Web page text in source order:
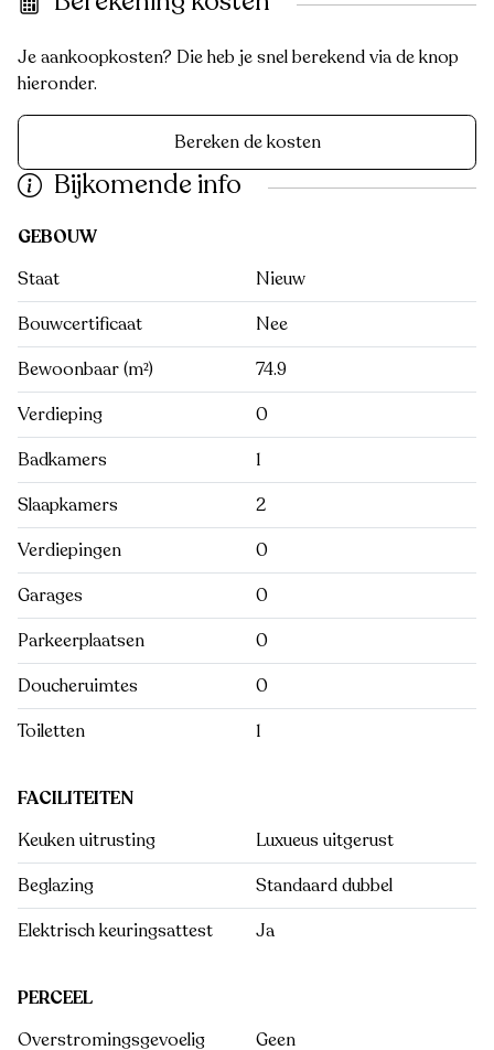
Je aankoopkosten? Die heb je snel berekend via de knop
hieronder.
Bereken de kosten
Bijkomende info
GEBOUW
Staat
Nieuw
Bouwcertificaat
Nee
Bewoonbaar (m²)
74.9
Verdieping
0
Badkamers
1
Slaapkamers
2
Verdiepingen
0
Garages
0
Parkeerplaatsen
0
Doucheruimtes
0
Toiletten
1
FACILITEITEN
Keuken uitrusting
Luxueus uitgerust
Beglazing
Standaard dubbel
Elektrisch keuringsattest
Ja
PERCEEL
Overstromingsgevoelig
Geen